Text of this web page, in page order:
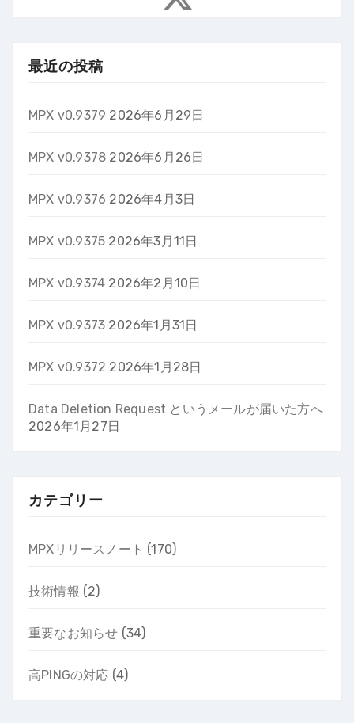
最近の投稿
MPX v0.9379 2026年6月29日
MPX v0.9378 2026年6月26日
MPX v0.9376 2026年4月3日
MPX v0.9375 2026年3月11日
MPX v0.9374 2026年2月10日
MPX v0.9373 2026年1月31日
MPX v0.9372 2026年1月28日
Data Deletion Request というメールが届いた方へ
2026年1月27日
カテゴリー
MPXリリースノート (170)
技術情報 (2)
重要なお知らせ (34)
高PINGの対応 (4)